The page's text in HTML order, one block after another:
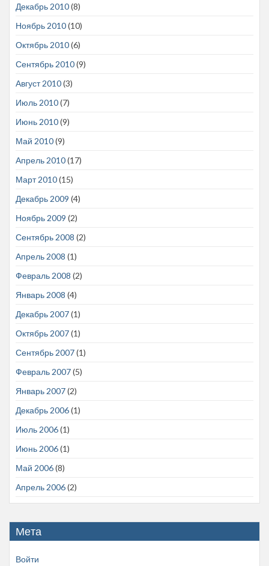
Декабрь 2010(8)
Ноябрь 2010(10)
Октябрь 2010(6)
Сентябрь 2010(9)
Август 2010(3)
Июль 2010(7)
Июнь 2010(9)
Май 2010(9)
Апрель 2010(17)
Март 2010(15)
Декабрь 2009 (4)
Ноябрь 2009 (2)
Сентябрь 2008 (2)
Апрель 2008 (1)
Февраль 2008 (2)
Январь 2008 (4)
Декабрь 2007(1)
Октябрь 2007(1)
Сентябрь 2007(1)
Февраль 2007(5)
Январь 2007(2)
Декабрь 2006(1)
Июль 2006(1)
Июнь 2006(1)
Май 2006(8)
Апрель 2006(2)
Мета
Войти